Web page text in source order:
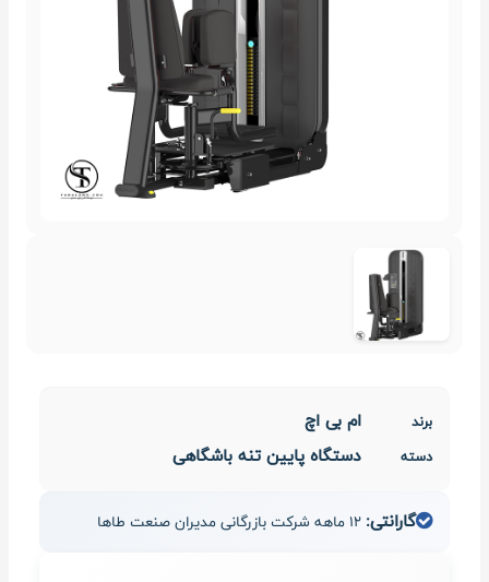
برند ام بی اچ
دسته دستگاه پایین‌ تنه باشگاهی
گارانتی: